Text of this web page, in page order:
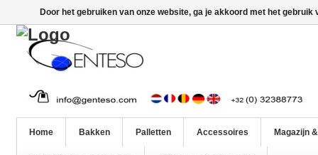
Home Bakken Palletten Accessoires Magazijn
Door het gebruiken van onze website, ga je akkoord met het